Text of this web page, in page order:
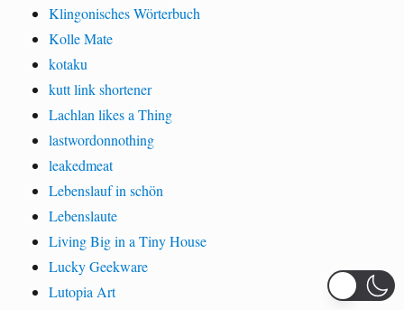
Klingonisches Wörterbuch
Kolle Mate
kotaku
kutt link shortener
Lachlan likes a Thing
lastwordonnothing
leakedmeat
Lebenslauf in schön
Lebenslaute
Living Big in a Tiny House
Lucky Geekware
Lutopia Art